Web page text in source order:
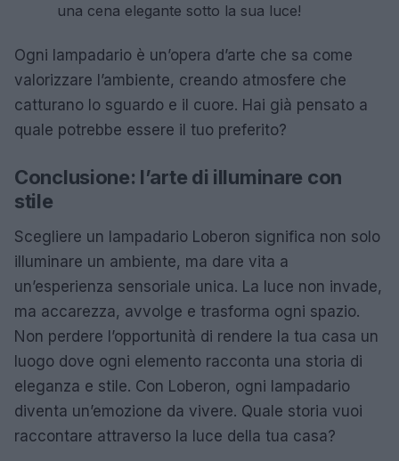
una cena elegante sotto la sua luce!
Ogni lampadario è un’opera d’arte che sa come
valorizzare l’ambiente, creando atmosfere che
catturano lo sguardo e il cuore. Hai già pensato a
quale potrebbe essere il tuo preferito?
Conclusione: l’arte di illuminare con
stile
Scegliere un lampadario Loberon significa non solo
illuminare un ambiente, ma dare vita a
un’esperienza sensoriale unica. La luce non invade,
ma accarezza, avvolge e trasforma ogni spazio.
Non perdere l’opportunità di rendere la tua casa un
luogo dove ogni elemento racconta una storia di
eleganza e stile. Con Loberon, ogni lampadario
diventa un’emozione da vivere. Quale storia vuoi
raccontare attraverso la luce della tua casa?